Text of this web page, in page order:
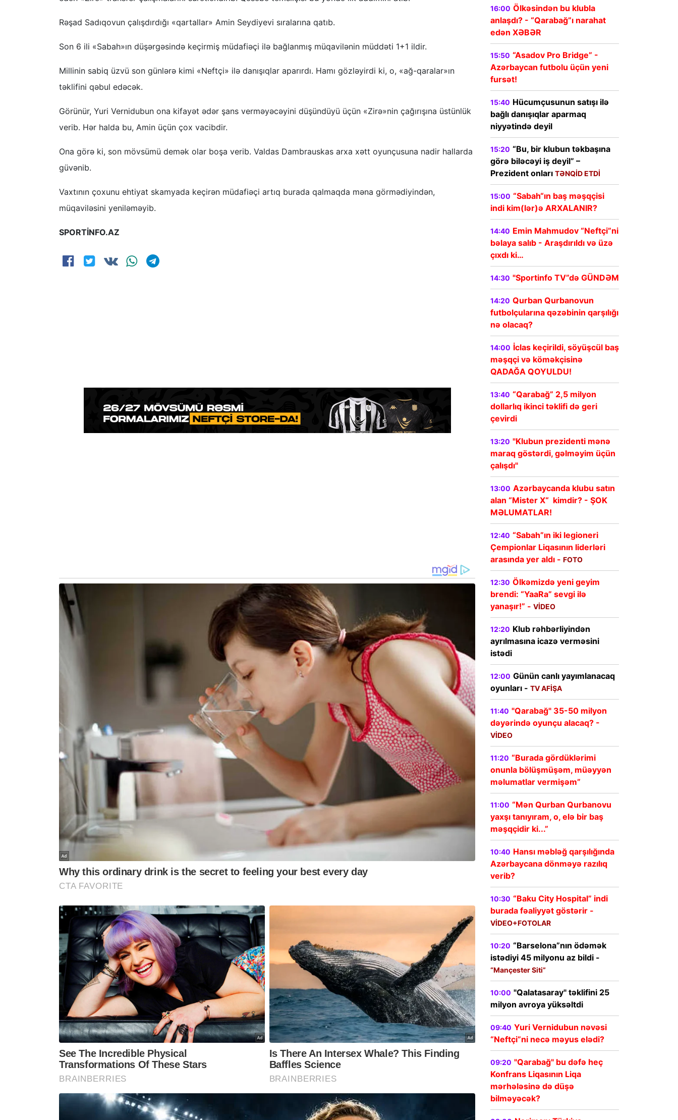
Rəşad Sadıqovun çalışdırdığı «qartallar» Amin Seydiyevi sıralarına qatıb.
Son 6 ili «Sabah»ın düşərgəsində keçirmiş müdafiəçi ilə bağlanmış müqavilənin müddəti 1+1 ildir.
Millinin sabiq üzvü son günlərə kimi «Neftçi» ilə danışıqlar aparırdı. Hamı gözləyirdi ki, o, «ağ-qaralar»ın
təklifini qəbul edəcək.
Görünür, Yuri Vernidubun ona kifayət ədər şans verməyəcəyini düşündüyü üçün «Zirə»nin çağırışına üstünlük
verib. Hər halda bu, Amin üçün çox vacibdir.
Ona görə ki, son mövsümü demək olar boşa verib. Valdas Dambrauskas arxa xətt oyunçusuna nadir hallarda
güvənib.
Vaxtının çoxunu ehtiyat skamyada keçirən müdafiəçi artıq burada qalmaqda məna görmədiyindən,
müqaviləsini yeniləməyib.
SPORTİNFO.AZ
16:00 Ölkəsindən bu klubla
anlaşdı? - “Qarabağ”ı narahat
edən XƏBƏR
15:50 “Asadov Pro Bridge” -
Azərbaycan futbolu üçün yeni
fursət!
15:40 Hücumçusunun satışı ilə
bağlı danışıqlar aparmaq
niyyətində deyil
15:20 “Bu, bir klubun təkbaşına
görə biləcəyi iş deyil” –
Prezident onları TƏNQİD ETDİ
15:00 “Sabah“ın baş məşqçisi
indi kim(lər)ə ARXALANIR?
14:40 Emin Mahmudov “Neftçi”ni
bəlaya salıb - Araşdırıldı və üzə
çıxdı ki…
14:30 "Sportinfo TV”də GÜNDƏM
14:20 Qurban Qurbanovun
futbolçularına qəzəbinin qarşılığı
nə olacaq?
14:00 İclas keçirildi, söyüşcül baş
məşqçi və köməkçisinə
QADAĞA QOYULDU!
13:40 “Qarabağ” 2,5 milyon
dollarlıq ikinci təklifi də geri
çevirdi
13:20 "Klubun prezidenti mənə
maraq göstərdi, gəlməyim üçün
çalışdı"
13:00 Azərbaycanda klubu satın
alan “Mister X“ kimdir? - ŞOK
MƏLUMATLAR!
12:40 “Sabah”ın iki legioneri
Çempionlar Liqasının liderləri
arasında yer aldı - FOTO
12:30 Ölkəmizdə yeni geyim
brendi: “YaaRa” sevgi ilə
yanaşır!” - VİDEO
12:20 Klub rəhbərliyindən
ayrılmasına icazə verməsini
istədi
12:00 Günün canlı yayımlanacaq
oyunları - TV AFİŞA
11:40 "Qarabağ" 35-50 milyon
dəyərində oyunçu alacaq? -
VİDEO
11:20 “Burada gördüklərimi
onunla bölüşmüşəm, müəyyən
məlumatlar vermişəm”
11:00 “Mən Qurban Qurbanovu
yaxşı tanıyıram, o, elə bir baş
məşqçidir ki...”
10:40 Hansı məbləğ qarşılığında
Azərbaycana dönməyə razılıq
verib?
10:30 “Baku City Hospital” indi
burada fəaliyyət göstərir -
VİDEO+FOTOLAR
10:20 “Barselona”nın ödəmək
istədiyi 45 milyonu az bildi -
“Mançester Siti”
10:00 "Qalatasaray" təklifini 25
milyon avroya yüksəltdi
09:40 Yuri Vernidubun nəvəsi
“Neftçi”ni necə məyus elədi?
09:20 "Qarabağ" bu dəfə heç
Konfrans Liqasının Liqa
mərhələsinə də düşə
bilməyəcək?